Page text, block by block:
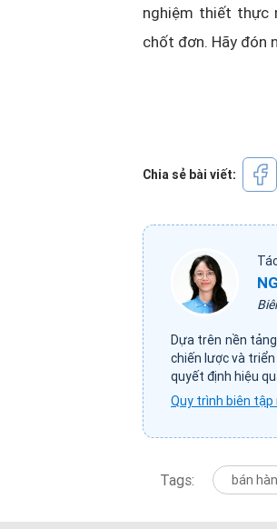
nghiệm thiết thực
chốt đơn. Hãy đón
Chia sẻ bài viết:
Dựa trên nền
chiến lược và
quyết định hiệu
Quy trình biên tập
Tags: bán